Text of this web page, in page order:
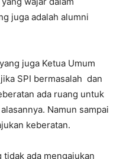
juga adalah alumni
juga Ketua Umum
SPI bermasalah dan
ada ruang untuk
Namun sampai
keberatan.
tidak ada mengajukan